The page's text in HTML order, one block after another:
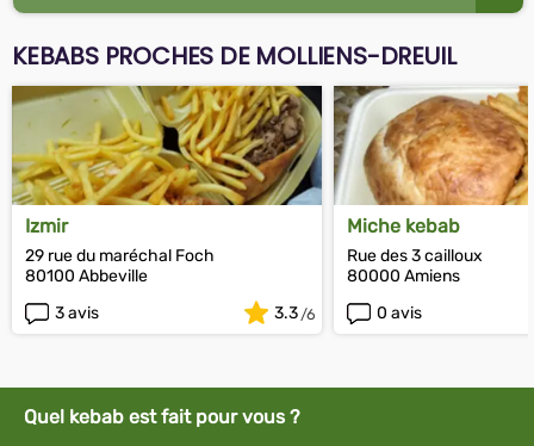
KEBABS PROCHES DE MOLLIENS-DREUIL
Izmir
29 rue du maréchal Foch
80100 Abbeville
3 avis
3.3
Miche kebab
Rue des 3 cailloux
80000 Amiens
0 avis
Quel kebab est fait pour vous ?